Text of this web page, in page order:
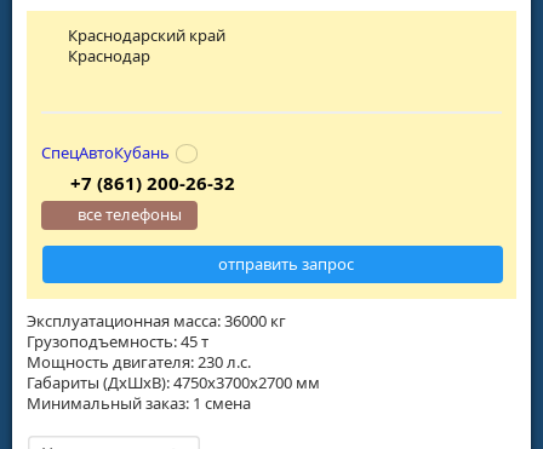
Эксплуатационная масса: 36000 кг
Грузоподъемность: 45 т
Мощность двигателя: 230 л.с.
Габариты (ДхШхВ): 4750х3700х2700 мм
Минимальный заказ: 1 смена
Краснодарский край
Краснодар
СпецАвтоКубань
+7 (861) 200-26-32
все телефоны
отправить запрос